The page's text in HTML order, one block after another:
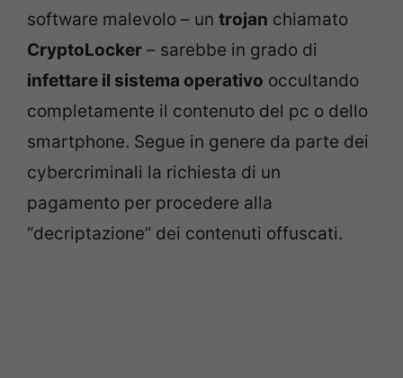
software malevolo – un trojan chiamato
CryptoLocker – sarebbe in grado di
infettare il sistema operativo occultando
completamente il contenuto del pc o dello
smartphone. Segue in genere da parte dei
cybercriminali la richiesta di un
pagamento per procedere alla
“decriptazione” dei contenuti offuscati.